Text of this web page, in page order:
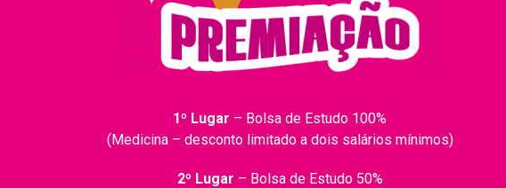
1º Lugar – Bolsa de Estudo 100%
(Medicina – desconto limitado a dois salários mínimos)
2º Lugar – Bolsa de Estudo 50%